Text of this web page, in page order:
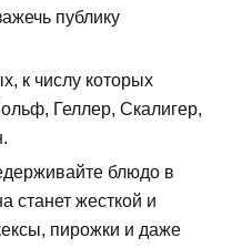
публику
к числу которых
Геллер, Скалигер,
блюдо в
станет жесткой и
пирожки и даже